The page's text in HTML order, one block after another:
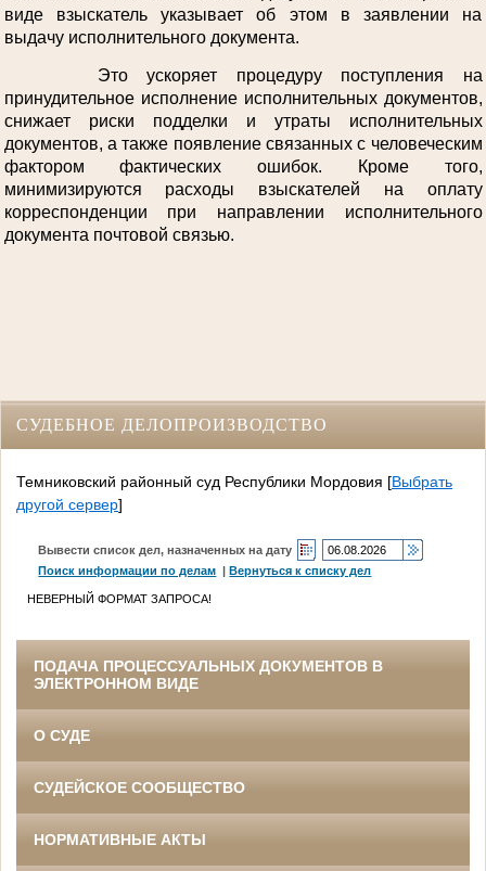
виде взыскатель указывает об этом в заявлении на
выдачу исполнительного документа.
Это ускоряет процедуру поступления на
принудительное исполнение исполнительных документов,
снижает риски подделки и утраты исполнительных
документов, а также появление связанных с человеческим
фактором фактических ошибок. Кроме того,
минимизируются расходы взыскателей на оплату
корреспонденции при направлении исполнительного
документа почтовой связью.
СУДЕБНОЕ ДЕЛОПРОИЗВОДСТВО
Темниковский районный суд Республики Мордовия [Выбрать
другой сервер]
Вывести список дел, назначенных на дату
Поиск информации по делам |Вернуться к списку дел
НЕВЕРНЫЙ ФОРМАТ ЗАПРОСА!
ПОДАЧА ПРОЦЕССУАЛЬНЫХ ДОКУМЕНТОВ В
ЭЛЕКТРОННОМ ВИДЕ
О СУДЕ
СУДЕЙСКОЕ СООБЩЕСТВО
НОРМАТИВНЫЕ АКТЫ